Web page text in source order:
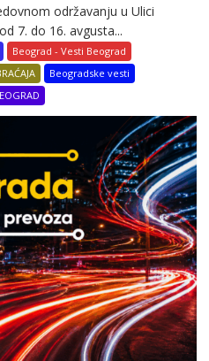
održavanju u Ulici
7. do 16. avgusta...
Beograd - Vesti Beograd
Beogradske vesti